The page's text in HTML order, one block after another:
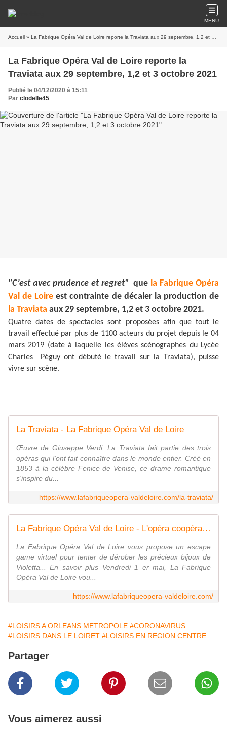
MENU
Accueil » La Fabrique Opéra Val de Loire reporte la Traviata aux 29 septembre, 1,2 et 3 octobre 2021
La Fabrique Opéra Val de Loire reporte la
Traviata aux 29 septembre, 1,2 et 3 octobre 2021
Publié le 04/12/2020 à 15:11
Par clodelle45
"C’est avec prudence et regret" que la Fabrique Opéra
Val de Loire est contrainte de décaler la production de
la Traviata aux 29 septembre, 1,2 et 3 octobre 2021.
Quatre dates de spectacles sont proposées afin que tout le
travail effectué par plus de 1100 acteurs du projet depuis le 04
mars 2019 (date à laquelle les élèves scénographes du Lycée
Charles Péguy ont débuté le travail sur la Traviata), puisse
vivre sur scène.
La Traviata - La Fabrique Opéra Val de Loire
Œuvre de Giuseppe Verdi, La Traviata fait partie des trois
opéras qui l'ont fait connaître dans le monde entier. Créé en
1853 à la célèbre Fenice de Venise, ce drame romantique
s'inspire du...
https://www.lafabriqueopera-valdeloire.com/la-traviata/
La Fabrique Opéra Val de Loire - L'opéra coopératif - La Traviata (Giuseppe Verdi)
La Fabrique Opéra Val de Loire vous propose un escape
game virtuel pour tenter de dérober les précieux bijoux de
Violetta... En savoir plus Vendredi 1 er mai, La Fabrique
Opéra Val de Loire vou...
https://www.lafabriqueopera-valdeloire.com/
#LOISIRS A ORLEANS METROPOLE #CORONAVIRUS
#LOISIRS DANS LE LOIRET #LOISIRS EN REGION CENTRE
Partager
Vous aimerez aussi